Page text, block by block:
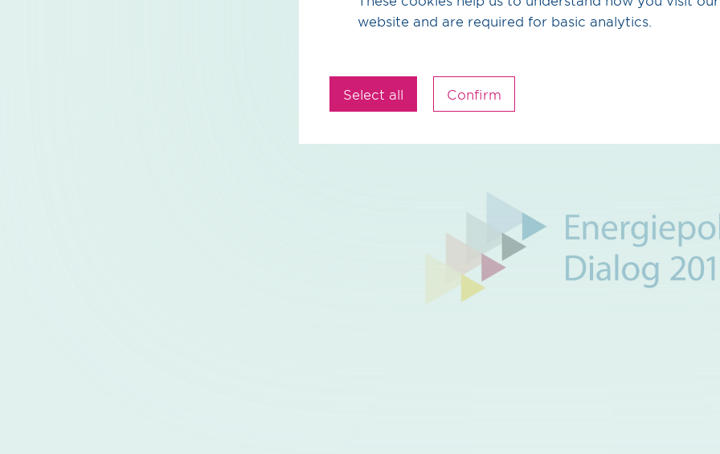
gehen, werden wir die Klimaziele nicht erreichen.
website and are required for basic analytics.
Confirm
Select all